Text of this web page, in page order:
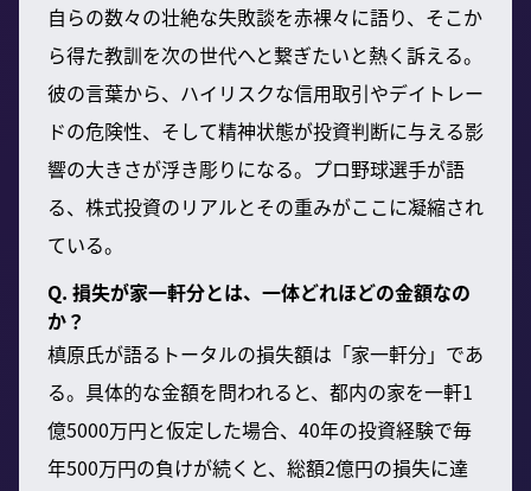
自らの数々の壮絶な失敗談を赤裸々に語り、そこか
ら得た教訓を次の世代へと繋ぎたいと熱く訴える。
彼の言葉から、ハイリスクな信用取引やデイトレー
ドの危険性、そして精神状態が投資判断に与える影
響の大きさが浮き彫りになる。プロ野球選手が語
る、株式投資のリアルとその重みがここに凝縮され
ている。
Q. 損失が家一軒分とは、一体どれほどの金額なの
か？
槙原氏が語るトータルの損失額は「家一軒分」であ
る。具体的な金額を問われると、都内の家を一軒1
億5000万円と仮定した場合、40年の投資経験で毎
年500万円の負けが続くと、総額2億円の損失に達